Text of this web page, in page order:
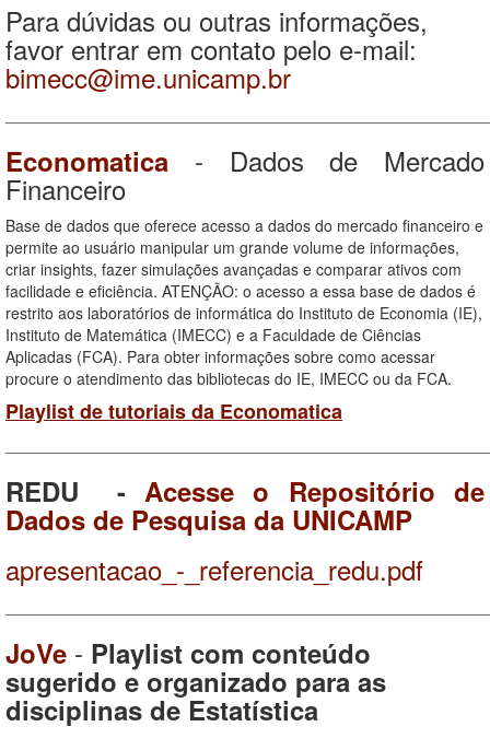
Para dúvidas ou outras informações,
favor entrar em contato pelo e-mail:
bimecc@ime.unicamp.br
Economatica - Dados de Mercado
Financeiro
Base de dados que oferece acesso a dados do mercado financeiro e
permite ao usuário manipular um grande volume de informações,
criar insights, fazer simulações avançadas e comparar ativos com
facilidade e eficiência. ATENÇÃO: o acesso a essa base de dados é
restrito aos laboratórios de informática do Instituto de Economia (IE),
Instituto de Matemática (IMECC) e a Faculdade de Ciências
Aplicadas (FCA). Para obter informações sobre como acessar
procure o atendimento das bibliotecas do IE, IMECC ou da FCA.
Playlist de tutoriais da Economatica
REDU - Acesse o Repositório de
Dados de Pesquisa da UNICAMP
apresentacao_-_referencia_redu.pdf
JoVe - Playlist com conteúdo
sugerido e organizado para as
disciplinas de Estatística